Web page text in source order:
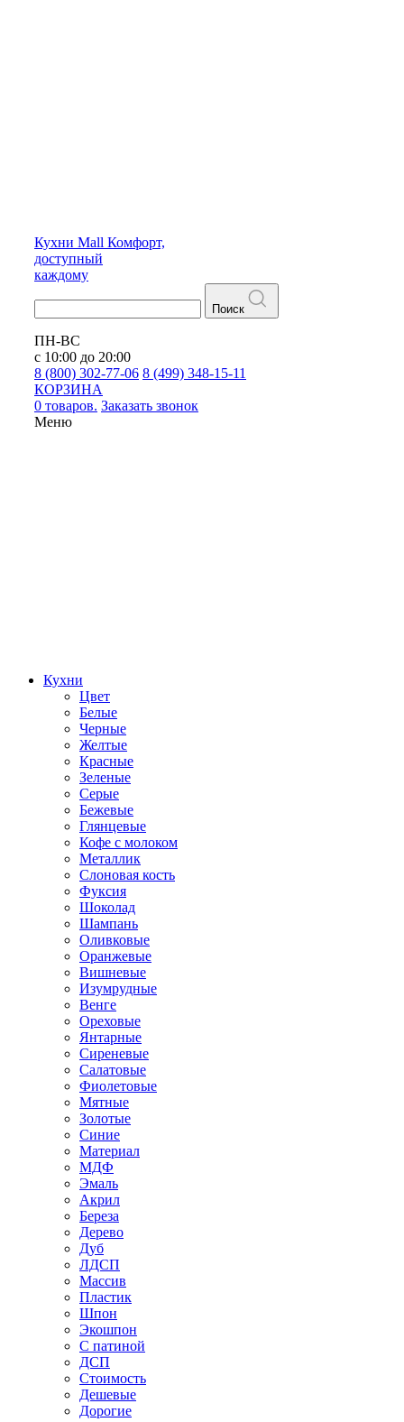
Кухни Mall Комфорт,
доступный
каждому
Поиск
ПН-ВС
с 10:00 до 20:00
8 (800) 302-77-06 8 (499) 348-15-11
КОРЗИНА
0 товаров. Заказать звонок
Меню
Кухни
Цвет
Белые
Черные
Желтые
Красные
Зеленые
Серые
Бежевые
Глянцевые
Кофе с молоком
Металлик
Слоновая кость
Фуксия
Шоколад
Шампань
Оливковые
Оранжевые
Вишневые
Изумрудные
Венге
Ореховые
Янтарные
Сиреневые
Салатовые
Фиолетовые
Мятные
Золотые
Синие
Материал
МДФ
Эмаль
Акрил
Береза
Дерево
Дуб
ЛДСП
Массив
Пластик
Шпон
Экошпон
С патиной
ДСП
Стоимость
Дешевые
Дорогие